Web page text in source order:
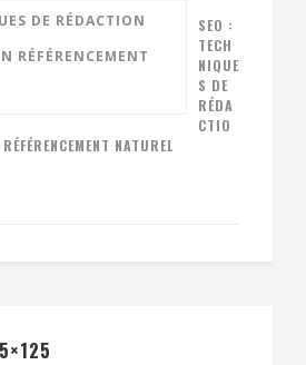
SEO :
TECH
NIQUE
S DE
RÉDA
CTIO
NATUREL